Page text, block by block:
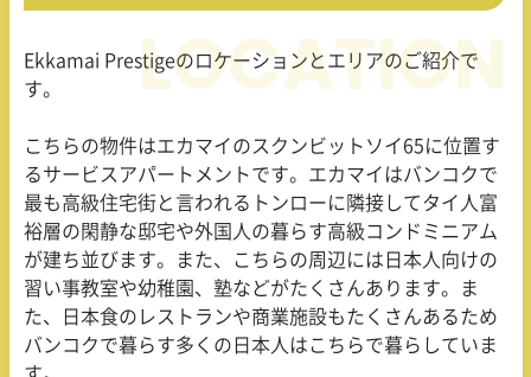
Ekkamai Prestigeのロケーションとエリアのご紹介で
す。
こちらの物件はエカマイのスクンビットソイ65に位置す
るサービスアパートメントです。エカマイはバンコクで
最も高級住宅街と言われるトンローに隣接してタイ人富
裕層の閑静な邸宅や外国人の暮らす高級コンドミニアム
が建ち並びます。また、こちらの周辺には日本人向けの
習い事教室や幼稚園、塾などがたくさんあります。ま
た、日本食のレストランや商業施設もたくさんあるため
バンコクで暮らす多くの日本人はこちらで暮らしていま